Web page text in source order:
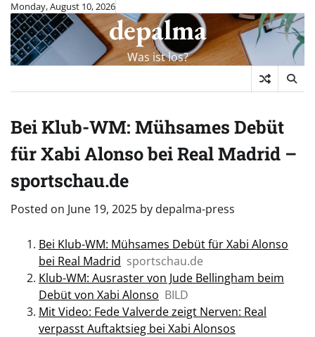
Skip
content
Monday, August 10, 2026
depalma
Was ist los?
Bei Klub-WM: Mühsames Debüt
für Xabi Alonso bei Real Madrid –
sportschau.de
Posted on June 19, 2025 by depalma-press
Bei Klub-WM: Mühsames Debüt für Xabi Alonso
bei Real Madrid sportschau.de
Klub-WM: Ausraster von Jude Bellingham beim
Debüt von Xabi Alonso BILD
Mit Video: Fede Valverde zeigt Nerven: Real
verpasst Auftaktsieg bei Xabi Alonsos